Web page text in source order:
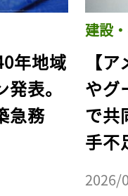
年地域
表。
急務
建設
【
やグ
で共
手不
2026/